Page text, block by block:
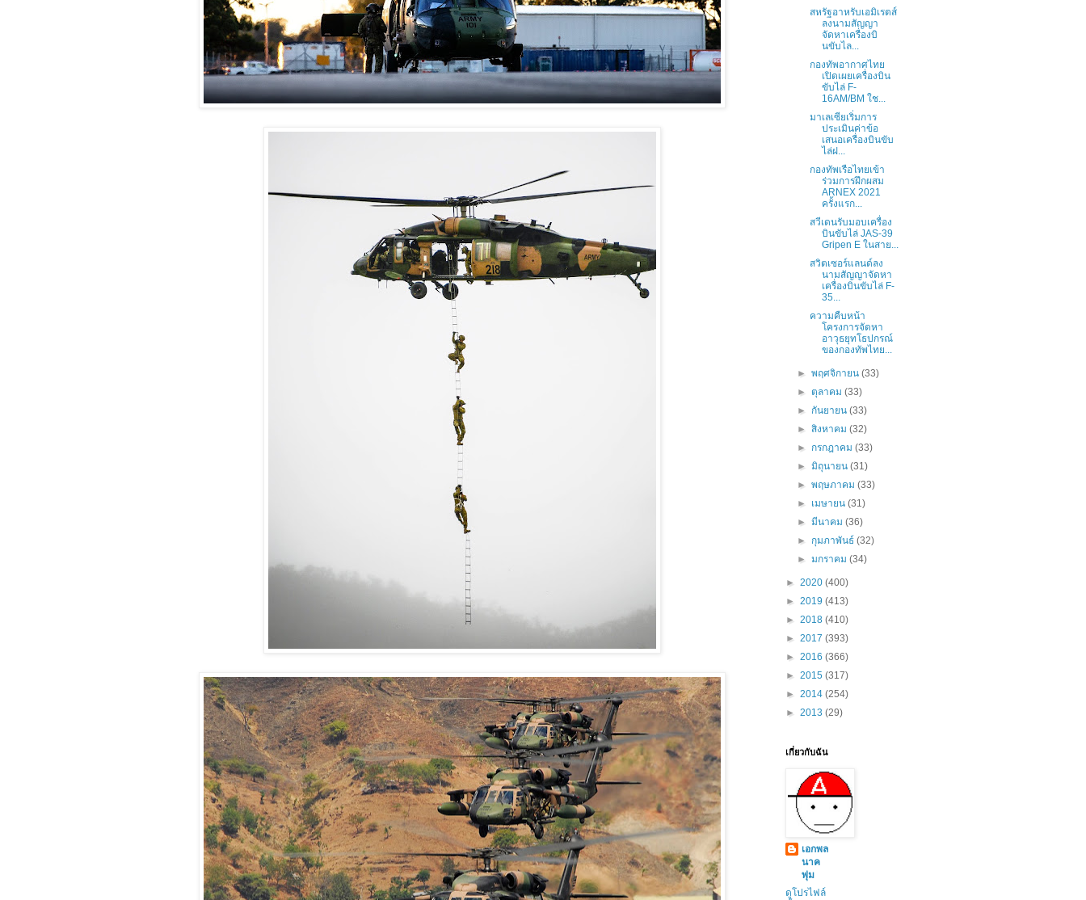
สหรัฐอาหรับเอมิเรตส์
ลงนามสัญญา
จัดหาเครื่องบิ
นขับไล...
กองทัพอากาศไทย
เปิดเผยเครื่องบิน
ขับไล่ F-
16AM/BM ใช...
มาเลเซียเริ่มการ
ประเมินค่าข้อ
เสนอเครื่องบินขับ
ไล่ฝ...
กองทัพเรือไทยเข้า
ร่วมการฝึกผสม
ARNEX 2021
ครั้งแรก...
สวีเดนรับมอบเครื่อง
บินขับไล่ JAS-39
Gripen E ในสาย...
สวิตเซอร์แลนด์ลง
นามสัญญาจัดหา
เครื่องบินขับไล่ F-
35...
ความคืบหน้า
โครงการจัดหา
อาวุธยุทโธปกรณ์
ของกองทัพไทย...
►พฤศจิกายน(33)
►ตุลาคม(33)
► กันยายน(33)
►สิงหาคม(32)
► กรกฎาคม(33)
►มิถุนายน(31)
►พฤษภาคม(33)
► เมษายน(31)
►มีนาคม(36)
► กุมภาพันธ์(32)
►มกราคม(34)
► 2020 (400)
► 2019 (413)
► 2018 (410)
► 2017 (393)
► 2016 (366)
► 2015 (317)
► 2014 (254)
► 2013 (29)
เกี่ยวกับฉัน
เอกพล
นาค
พุ่ม
ดูโปรไฟล์